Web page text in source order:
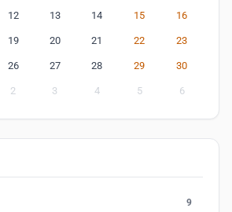
12 13 14 15 16
19 20 21 22 23
26 27 28 29 30
2 3 4 5 6
9